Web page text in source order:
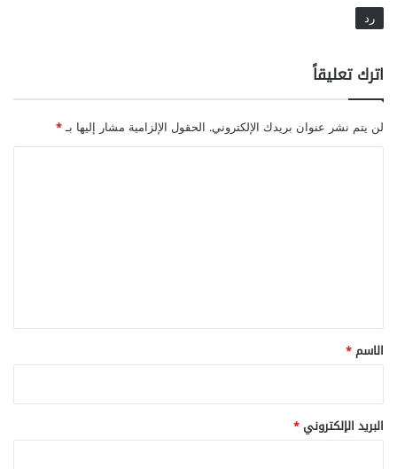
رد
اترك تعليقاً
لن يتم نشر عنوان بريدك الإلكتروني. الحقول الإلزامية مشار إليها بـ*
*
الاسم*
البريد الإلكتروني*